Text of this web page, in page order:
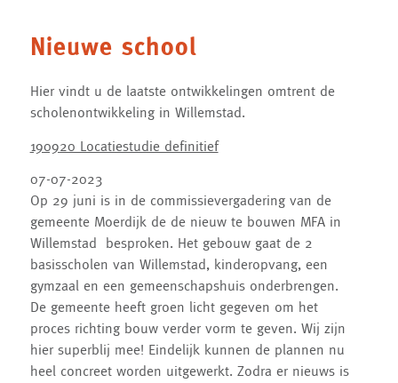
Nieuwe school
Hier vindt u de laatste ontwikkelingen omtrent de
scholenontwikkeling in Willemstad.
190920 Locatiestudie definitief
07-07-2023
Op 29 juni is in de commissievergadering van de
gemeente Moerdijk de de nieuw te bouwen MFA in
Willemstad besproken. Het gebouw gaat de 2
basisscholen van Willemstad, kinderopvang, een
gymzaal en een gemeenschapshuis onderbrengen.
De gemeente heeft groen licht gegeven om het
proces richting bouw verder vorm te geven. Wij zijn
hier superblij mee! Eindelijk kunnen de plannen nu
heel concreet worden uitgewerkt. Zodra er nieuws is